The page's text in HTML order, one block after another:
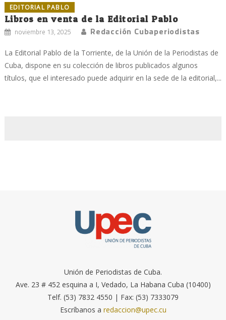
EDITORIAL PABLO
Libros en venta de la Editorial Pablo
noviembre 13, 2025 Redacción Cubaperiodistas
La Editorial Pablo de la Torriente, de la Unión de la Periodistas de
Cuba, dispone en su colección de libros publicados algunos
títulos, que el interesado puede adquirir en la sede de la editorial,...
Unión de Periodistas de Cuba.
Ave. 23 # 452 esquina a I, Vedado, La Habana Cuba (10400)
Telf. (53) 7832 4550 | Fax: (53) 7333079
Escríbanos a redaccion@upec.cu